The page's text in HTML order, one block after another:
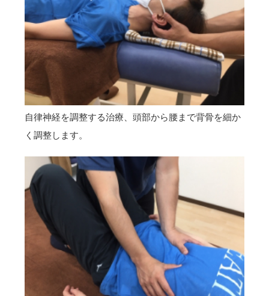
自律神経を調整する治療、頭部から腰まで背骨を細か
く調整します。